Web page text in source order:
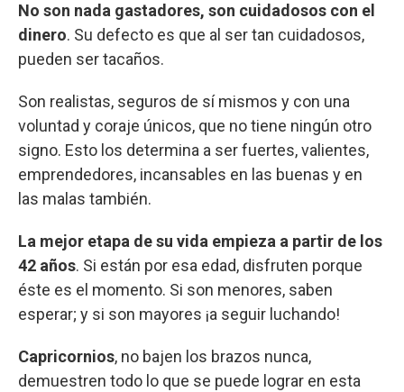
No son nada gastadores, son cuidadosos con el
dinero. Su defecto es que al ser tan cuidadosos,
pueden ser tacaños.
Son realistas, seguros de sí mismos y con una
voluntad y coraje únicos, que no tiene ningún otro
signo. Esto los determina a ser fuertes, valientes,
emprendedores, incansables en las buenas y en
las malas también.
La mejor etapa de su vida empieza a partir de los
42 años. Si están por esa edad, disfruten porque
éste es el momento. Si son menores, saben
esperar; y si son mayores ¡a seguir luchando!
Capricornios, no bajen los brazos nunca,
demuestren todo lo que se puede lograr en esta